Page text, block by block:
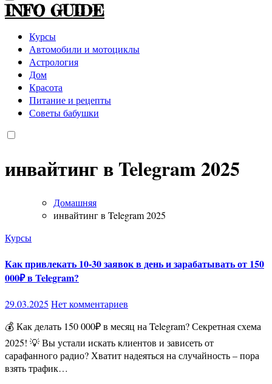
INFO GUIDE
Курсы
Автомобили и мотоциклы
Астрология
Дом
Красота
Питание и рецепты
Советы бабушки
инвайтинг в Telegram 2025
Домашняя
инвайтинг в Telegram 2025
Курсы
Как привлекать 10-30 заявок в день и зарабатывать от 150
000₽ в Telegram?
29.03.2025 Нет комментариев
💰 Как делать 150 000₽ в месяц на Telegram? Секретная схема
2025! 💡 Вы устали искать клиентов и зависеть от
сарафанного радио? Хватит надеяться на случайность – пора
взять трафик…